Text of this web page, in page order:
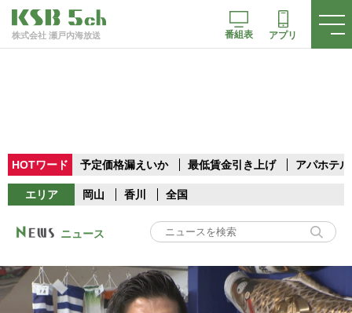
株式会社 瀬戸内海放送 番組表 アプリ
HOTワード 予定価格漏えいか 最低賃金引き上げ アパホテル
エリア 岡山 香川 全国
ニュース